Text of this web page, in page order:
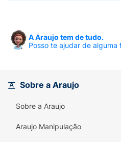
Seja para anotações
tarefas, esboços ou
A Araujo tem de tudo.
Posso te ajudar de alguma
Sobre a Araujo
Sobre a Araujo
Araujo Manipulação